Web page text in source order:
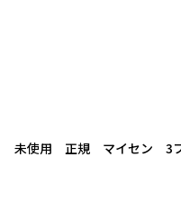
未使用 正規 マイセン 3フ